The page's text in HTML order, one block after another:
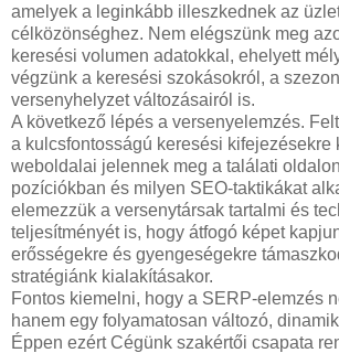
amelyek a leginkább illeszkednek az
célközönséghez. Nem elégszünk meg
keresési volumen adatokkal, ehelyett
végzünk a keresési szokásokról, a
versenyhelyzet változásairól is.
A következő lépés a versenyelemzés.
a kulcsfontosságú keresési kifejezésekre
weboldalai jelennek meg a találati
pozíciókban és milyen SEO-taktikákat
elemezzük a versenytársak tartalmi és
teljesítményét is, hogy átfogó képet
erősségekre és gyengeségekre
stratégiánk kialakításakor.
Fontos kiemelni, hogy a SERP-elemzés
hanem egy folyamatosan változó,
Éppen ezért Cégünk szakértői csapata